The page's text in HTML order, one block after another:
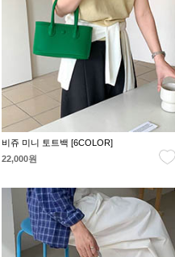
비쥬 미니 토트백 [6COLOR]
22,000원